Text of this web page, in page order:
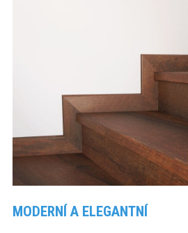
MODERNÍ A ELEGANTNÍ